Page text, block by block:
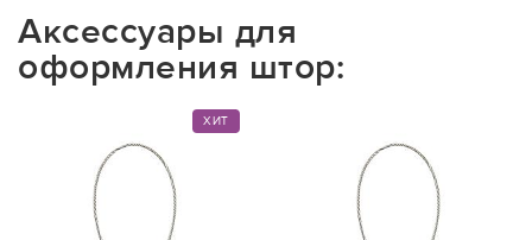
Аксессуары для
оформления штор:
ХИТ